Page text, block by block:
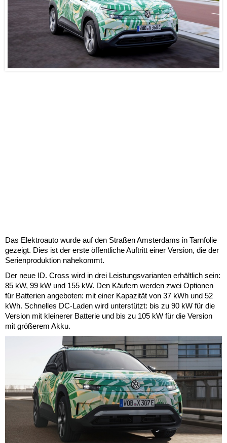
Das Elektroauto wurde auf den Straßen Amsterdams in Tarnfolie
gezeigt. Dies ist der erste öffentliche Auftritt einer Version, die der
Serienproduktion nahekommt.
Der neue ID. Cross wird in drei Leistungsvarianten erhältlich sein:
85 kW, 99 kW und 155 kW. Den Käufern werden zwei Optionen
für Batterien angeboten: mit einer Kapazität von 37 kWh und 52
kWh. Schnelles DC-Laden wird unterstützt: bis zu 90 kW für die
Version mit kleinerer Batterie und bis zu 105 kW für die Version
mit größerem Akku.